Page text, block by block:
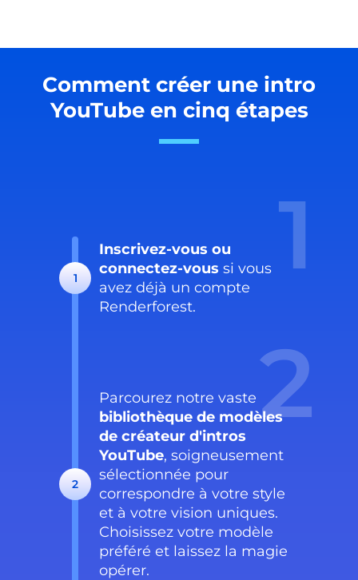
Comment créer une intro
YouTube en cinq étapes
Inscrivez-vous ou
connectez-vous si vous
avez déjà un compte
Renderforest.
1 1
Parcourez notre vaste
bibliothèque de modèles
de créateur d'intros
YouTube, soigneusement
sélectionnée pour
correspondre à votre style
et à votre vision uniques.
Choisissez votre modèle
préféré et laissez la magie
opérer.
2
2